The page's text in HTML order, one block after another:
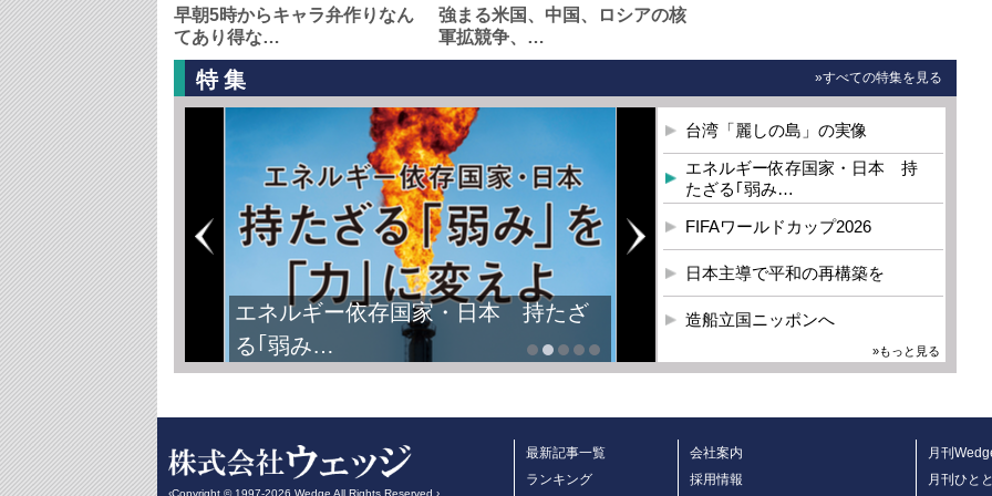
早朝5時からキャラ弁作りなん
てあり得な…
強まる米国、中国、ロシアの核
軍拡競争、…
特集 »すべての特集を見る
エネルギー依存国家・日本 持たざ
る｢弱み…
台湾「麗しの島」の実像
エネルギー依存国家・日本 持
たざる｢弱み…
FIFAワールドカップ2026
日本主導で平和の再構築を
造船立国ニッポンへ
»もっと見る
‹Copyright © 1997-2026 Wedge All Rights Reserved.›
最新記事一覧
ランキング
会社案内
採用情報
月刊
月刊ひと